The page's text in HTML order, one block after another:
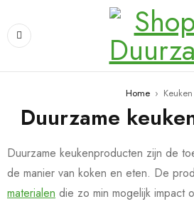
Home › Keuken
Duurzame
Duurzame keukenproducten zijn de
de manier van koken en eten. De
materialen die zo min mogelijk impact